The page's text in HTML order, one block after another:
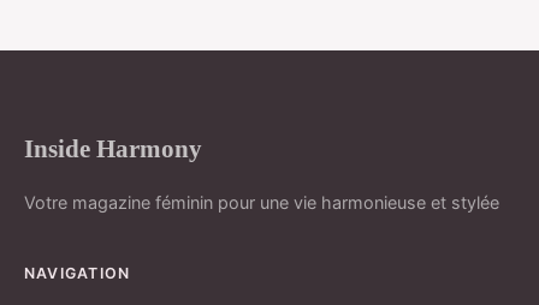
Inside Harmony
Votre magazine féminin pour une vie harmonieuse et stylée
NAVIGATION